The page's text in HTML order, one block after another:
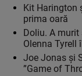
Kit Harington
prima oară
Doliu. A murit
Olenna Tyrell
Joe Jonas și
”Game of